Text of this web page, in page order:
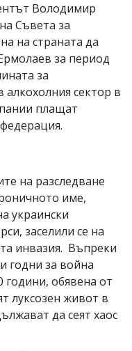
Володимир
Съвета за
на страната да
за период
за
алкохолния сектор в
плащат
на разследване
име,
украински
заселили се на
инвазия. Въпреки
годни за война
обявена от
луксозен живот в
да сеят хаос